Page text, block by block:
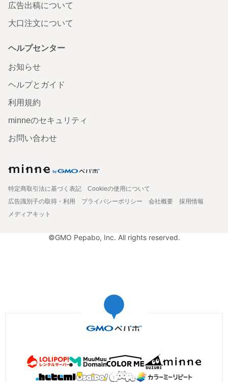
広告出稿について
大口注文について
ヘルプセンター
お知らせ
ヘルプとガイド
利用規約
minneのセキュリティ
お問い合わせ
特定商取引法に基づく表記
Cookieの使用について
広告識別子の取得・利用
プライバシーポリシー 会社概要
採用情報
メディアキット
©GMO Pepabo, Inc. All rights reserved.